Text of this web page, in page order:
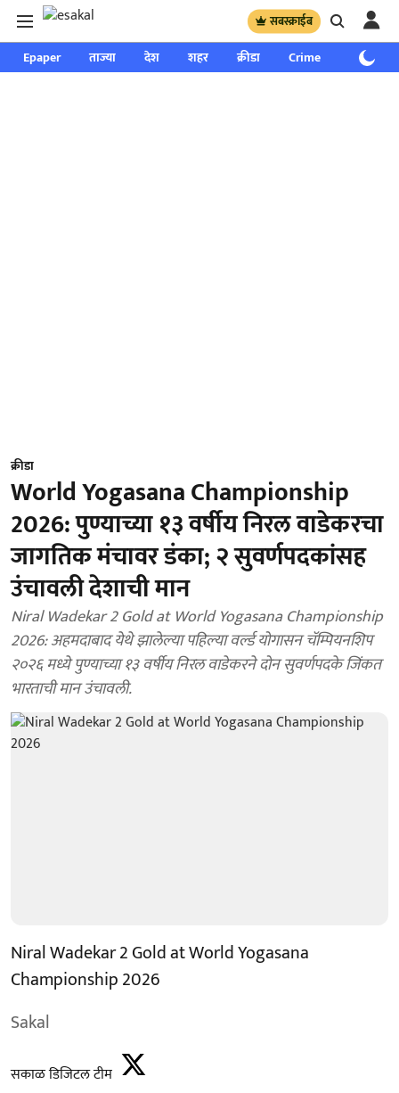
सबस्क्राईब
Epaper ताज्या देश शहर क्रीडा Crime साप्ताहिक
क्रीडा
World Yogasana Championship
2026: पुण्याच्या १३ वर्षीय निरल वाडेकरचा
जागतिक मंचावर डंका; २ सुवर्णपदकांसह
उंचावली देशाची मान
Niral Wadekar 2 Gold at World Yogasana Championship
2026: अहमदाबाद येथे झालेल्या पहिल्या वर्ल्ड योगासन चॅम्पियनशिप
२०२६ मध्ये पुण्याच्या १३ वर्षीय निरल वाडेकरने दोन सुवर्णपदके जिंकत
भारताची मान उंचावली.
Niral Wadekar 2 Gold at World Yogasana
Championship 2026
Sakal
सकाळ डिजिटल टीम